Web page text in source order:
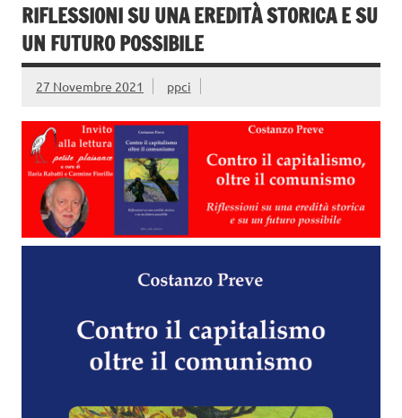
RIFLESSIONI SU UNA EREDITÀ STORICA E SU
UN FUTURO POSSIBILE
27 Novembre 2021 ppci